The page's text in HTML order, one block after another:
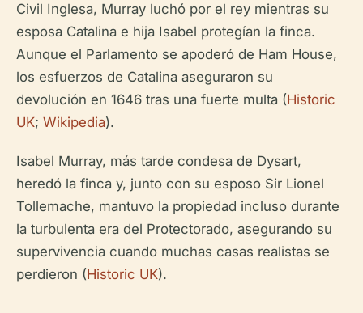
Civil Inglesa, Murray luchó por el rey mientras su
esposa Catalina e hija Isabel protegían la finca.
Aunque el Parlamento se apoderó de Ham House,
los esfuerzos de Catalina aseguraron su
devolución en 1646 tras una fuerte multa (Historic
UK; Wikipedia).
Isabel Murray, más tarde condesa de Dysart,
heredó la finca y, junto con su esposo Sir Lionel
Tollemache, mantuvo la propiedad incluso durante
la turbulenta era del Protectorado, asegurando su
supervivencia cuando muchas casas realistas se
perdieron (Historic UK).